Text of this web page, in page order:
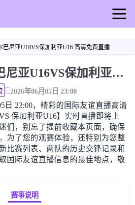
巴尼亚U16VS保加利亚U16 高清免费直播
国际友谊 阿尔巴尼亚U16VS保加利亚U16高清直播免费观看
2026年06月05日 23:00
日 23:00，精彩的国际友谊直播高清
保加利亚U16】实时直播即将上
们，别忘了提前收藏本页面，确保
为了您的观赛体验，还特别为您整
比赛列表、两队的历史交锋记录和
国际友谊直播信息的最佳地点，敬
赛事说明